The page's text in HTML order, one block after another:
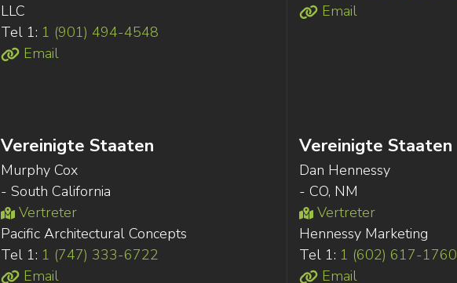
LLC
Tel 1: 1 (901) 494-4548
Email
Email
Vereinigte Staaten
Murphy Cox
- South California
Vertreter
Pacific Architectural Concepts
Tel 1: 1 (747) 333-6722
Email
Vereinigte Staaten
Dan Hennessy
- CO, NM
Vertreter
Hennessy Marketing
Tel 1: 1 (602) 617-1760
Email